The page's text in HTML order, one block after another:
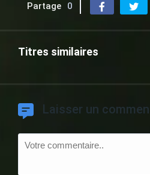
Partage 0
Titres similaires
Laisser un